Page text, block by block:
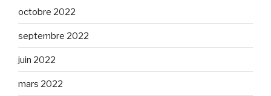
octobre 2022
septembre 2022
juin 2022
mars 2022